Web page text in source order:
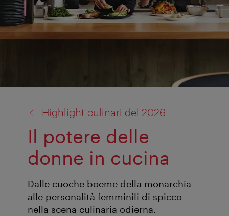
Highlight culinari del 2026
Il potere delle
donne in cucina
Dalle cuoche boeme della monarchia
alle personalità femminili di spicco
nella scena culinaria odierna.